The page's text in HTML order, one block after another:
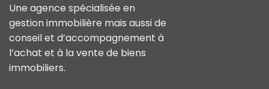
Une agence spécialisée en
gestion immobilière mais aussi de
conseil et d’accompagnement à
l’achat et à la vente de biens
immobiliers.